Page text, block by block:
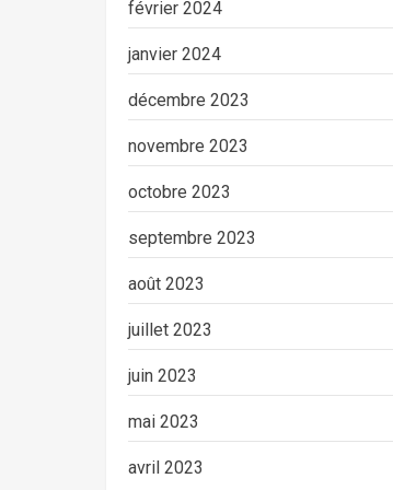
février 2024
janvier 2024
décembre 2023
novembre 2023
octobre 2023
septembre 2023
août 2023
juillet 2023
juin 2023
mai 2023
avril 2023